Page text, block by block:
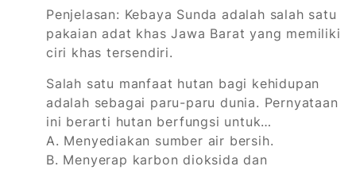
Penjelasan: Kebaya Sunda adalah salah satu
pakaian adat khas Jawa Barat yang memiliki
ciri khas tersendiri.
Salah satu manfaat hutan bagi kehidupan
adalah sebagai paru-paru dunia. Pernyataan
ini berarti hutan berfungsi untuk…
A. Menyediakan sumber air bersih.
B. Menyerap karbon dioksida dan